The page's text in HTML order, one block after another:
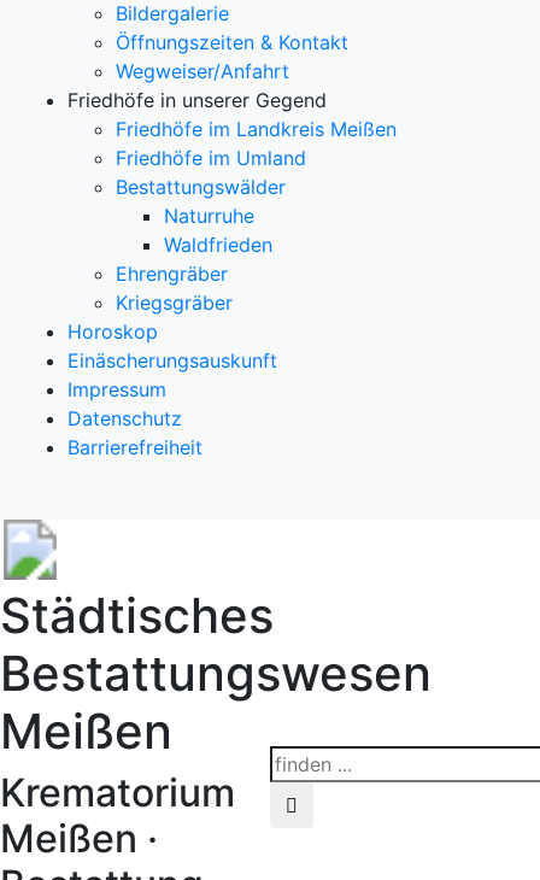
Bildergalerie
Öffnungszeiten & Kontakt
Wegweiser/Anfahrt
Friedhöfe in unserer Gegend
Friedhöfe im Landkreis Meißen
Friedhöfe im Umland
Bestattungswälder
Naturruhe
Waldfrieden
Ehrengräber
Kriegsgräber
Horoskop
Einäscherungsauskunft
Impressum
Datenschutz
Barrierefreiheit
Städtisches
Bestattungswesen
Meißen
Krematorium
Meißen ·